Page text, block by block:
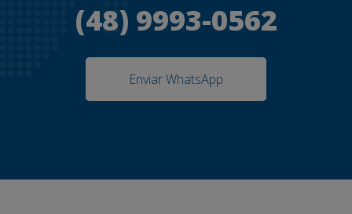
(48) 9993-0562
Enviar WhatsApp